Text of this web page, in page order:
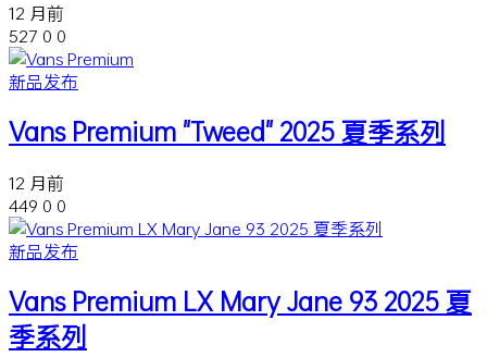
12 月前
527 0 0
新品发布
Vans Premium "Tweed" 2025 夏季系列
12 月前
449 0 0
新品发布
Vans Premium LX Mary Jane 93 2025 夏
季系列